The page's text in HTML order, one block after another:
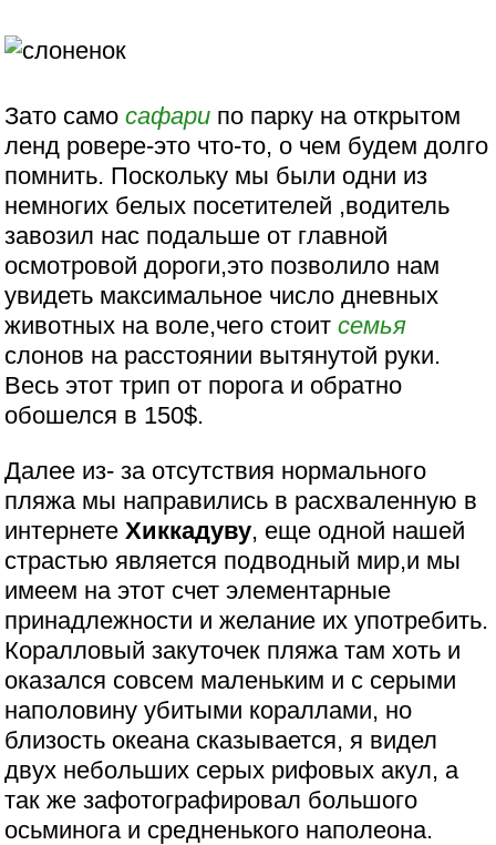
Зато самосафари по парку на открытом
ленд ровере-это что-то, о чем будем долго
помнить. Поскольку мы были одни из
немногих белых посетителей ,водитель
завозил нас подальше от главной
осмотровой дороги,это позволило нам
увидеть максимальное число дневных
животных на воле,чего стоитсемья
слонов на расстоянии вытянутой руки.
Весь этот трип от порога и обратно
обошелся в 150$.
Далее из- за отсутствия нормального
пляжа мы направились в расхваленную в
интернетеХиккадуву, еще одной нашей
страстью является подводный мир,и мы
имеем на этот счет элементарные
принадлежности и желание их употребить.
Коралловый закуточек пляжа там хоть и
оказался совсем маленьким и с серыми
наполовину убитыми кораллами, но
близость океана сказывается, я видел
двух небольших серых рифовых акул, а
так же зафотографировал большого
осьминога и средненького наполеона.